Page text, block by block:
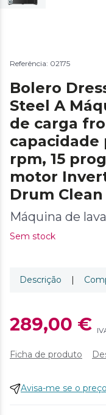
Referência: 02175
Bolero
Steel A
de carga
capacidade
rpm, 15
motor
Drum
Máquina de
Sem stock
Descrição |
289,00 €
Ficha de produto
Avisa-me se o